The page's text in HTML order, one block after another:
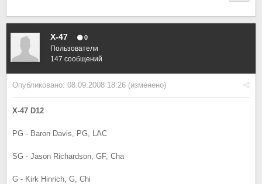
X-47 0
Пользователи
147 сообщений
Опубликовано: 08.09.2008 18:26 (изменено)
X-47 D12
PG - Baron Davis, PG, LAC
SG - Jason Richardson, GF, Cha
G - Kirk Hinrich, G, Chi